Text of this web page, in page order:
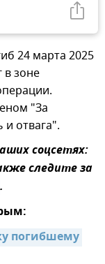
24 марта 2025
в зоне
"За
отвага".
соцсетях:
следите за
.
погибшему